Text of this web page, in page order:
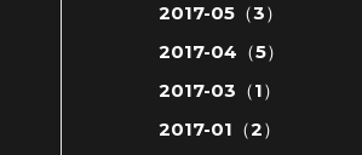
2017-05（3）
2017-04（5）
2017-03（1）
2017-01（2）